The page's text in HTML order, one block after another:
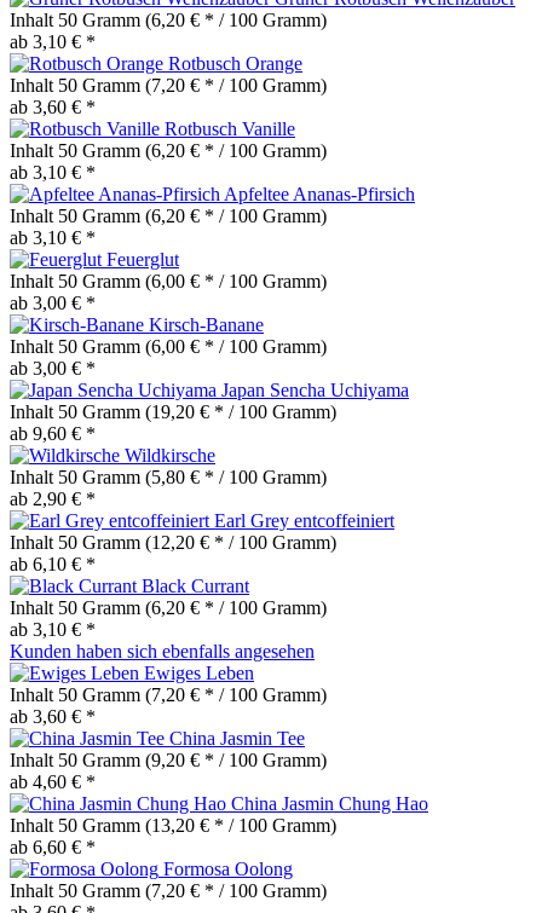
Inhalt 50 Gramm (6,20 € * / 100 Gramm)
ab 3,10 € *
Rotbusch Orange
Inhalt 50 Gramm (7,20 € * / 100 Gramm)
ab 3,60 € *
Rotbusch Vanille
Inhalt 50 Gramm (6,20 € * / 100 Gramm)
ab 3,10 € *
Apfeltee Ananas-Pfirsich
Inhalt 50 Gramm (6,20 € * / 100 Gramm)
ab 3,10 € *
Feuerglut
Inhalt 50 Gramm (6,00 € * / 100 Gramm)
ab 3,00 € *
Kirsch-Banane
Inhalt 50 Gramm (6,00 € * / 100 Gramm)
ab 3,00 € *
Japan Sencha Uchiyama
Inhalt 50 Gramm (19,20 € * / 100 Gramm)
ab 9,60 € *
Wildkirsche
Inhalt 50 Gramm (5,80 € * / 100 Gramm)
ab 2,90 € *
Earl Grey entcoffeiniert
Inhalt 50 Gramm (12,20 € * / 100 Gramm)
ab 6,10 € *
Black Currant
Inhalt 50 Gramm (6,20 € * / 100 Gramm)
ab 3,10 € *
Kunden haben sich ebenfalls angesehen
Ewiges Leben
Inhalt 50 Gramm (7,20 € * / 100 Gramm)
ab 3,60 € *
China Jasmin Tee
Inhalt 50 Gramm (9,20 € * / 100 Gramm)
ab 4,60 € *
China Jasmin Chung Hao
Inhalt 50 Gramm (13,20 € * / 100 Gramm)
ab 6,60 € *
Formosa Oolong
Inhalt 50 Gramm (7,20 € * / 100 Gramm)